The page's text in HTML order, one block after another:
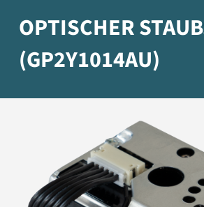
OPTISCHER
(GP2Y1014AU)